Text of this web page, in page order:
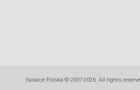
Isolacje Polska © 2007-2026. All rights